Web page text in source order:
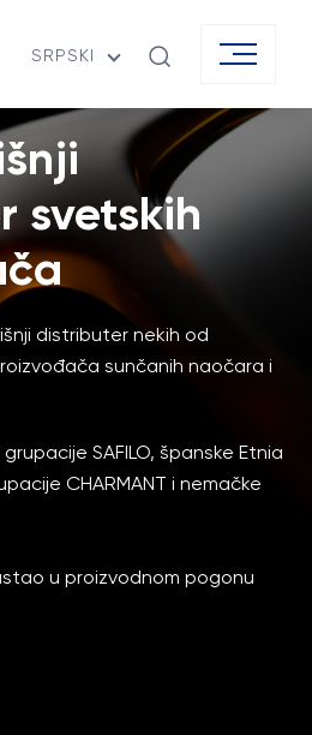
SRPSKI
svetskih
distributer nekih od
sunčanih naočara i
SAFILO, španske Etnia
CHARMANT i nemačke
u proizvodnom pogonu